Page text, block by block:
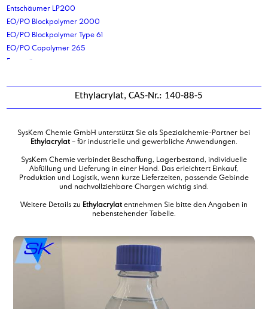
Entschäumer LP200
EO/PO Blockpolymer 2000
EO/PO Blockpolymer Type 61
EO/PO Copolymer 265
Erucasäure
Ethylacetat
Ethylencarbonat
Ethylendiamintetraessigsäure, Dinatriumsalz
Ethylformiat
Ethyllactat 98%
Etikettierung von Kanistern
Ethylacrylat, CAS-Nr.: 140-88-5
SysKem Chemie GmbH unterstützt Sie als Spezialchemie-Partner bei
Ethylacrylat– für industrielle und gewerbliche Anwendungen.
SysKem Chemie verbindet Beschaffung, Lagerbestand, individuelle
Abfüllung und Lieferung in einer Hand. Das erleichtert Einkauf,
Produktion und Logistik, wenn kurze Lieferzeiten, passende Gebinde
und nachvollziehbare Chargen wichtig sind.
Weitere Details zu Ethylacrylatentnehmen Sie bitte den Angaben in
nebenstehender Tabelle.